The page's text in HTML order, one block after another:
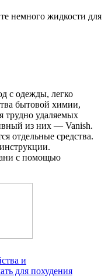
немного жидкости для
с одежды, легко
бытовой химии,
трудно удаляемых
из них — Vanish.
отдельные средства.
с помощью
и
для похудения